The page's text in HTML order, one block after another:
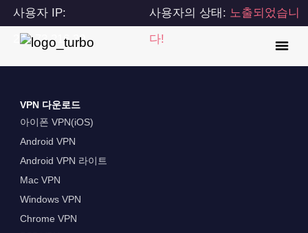
사용자 IP:
216.73.216.39
사용자의 상태: 노출되었습니
다!
VPN 다운로드
아이폰 VPN(iOS)
Android VPN
Android VPN 라이트
Mac VPN
Windows VPN
Chrome VPN